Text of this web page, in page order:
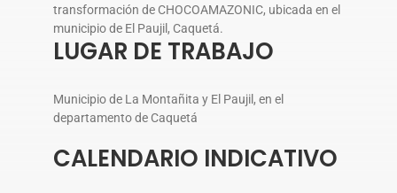
transformación de CHOCOAMAZONIC, ubicada en el
municipio de El Paujil, Caquetá.
LUGAR DE TRABAJO
Municipio de La Montañita y El Paujil, en el
departamento de Caquetá
CALENDARIO INDICATIVO